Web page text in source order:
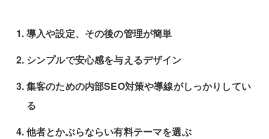
導入や設定、その後の管理が簡単
シンプルで安心感を与えるデザイン
集客のための内部SEO対策や導線がしっかりしてい
る
他者とかぶらならい有料テーマを選ぶ